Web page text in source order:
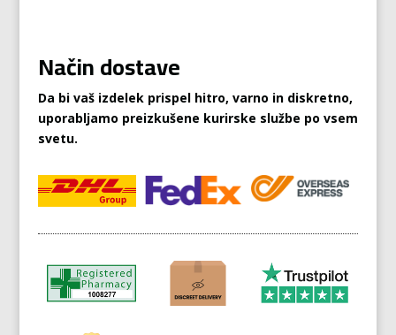
Način dostave
Da bi vaš izdelek prispel hitro, varno in diskretno,
uporabljamo preizkušene kurirske službe po vsem
svetu.